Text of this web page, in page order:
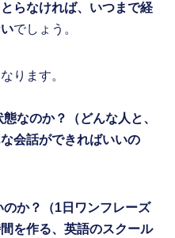
らなければ、いつまで経
でしょう。
ります。
なのか？（どんな人と、
会話ができればいいの
のか？（1日ワンフレーズ
を作る、英語のスクール